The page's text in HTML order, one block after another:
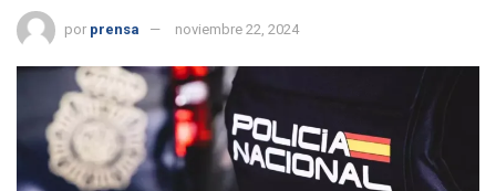
por prensa noviembre 22, 2024